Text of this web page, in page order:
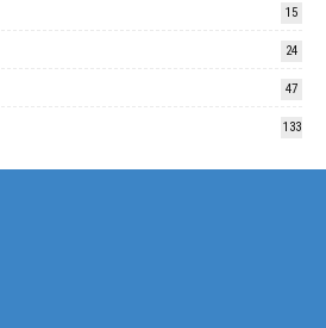
15
24
47
133